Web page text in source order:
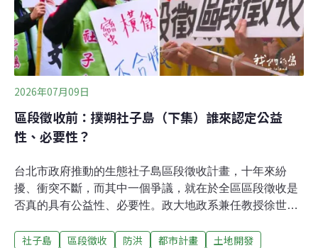
召開滿地富第六次會議。根據地球公民基金會發布會後新
聞稿，當天完成雙方民眾意見陳述及委員與開發單位答詢
後，便進行閉門審議。當日並無審議結果，主辦機關表
示，最終決議仍須
2026年07月09日
區段徵收前：撲朔社子島（下集）誰來認定公益
性、必要性？
台北市政府推動的生態社子島區段徵收計畫，十年來紛
擾、衝突不斷，而其中一個爭議，就在於全區區段徵收是
否真的具有公益性、必要性。政大地政系兼任教授徐世榮
謹慎使用的最後手段，應該要對公益性、必要性做嚴格審
社子島 區段徵收 防洪 都市計畫 土地開發